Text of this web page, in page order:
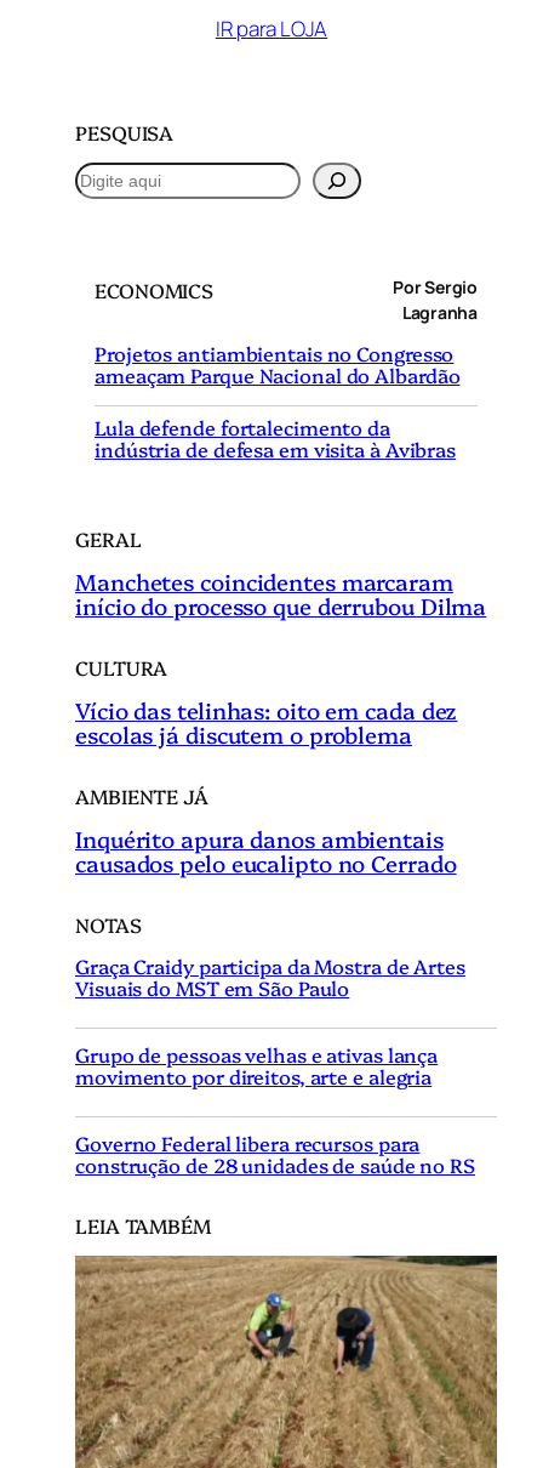
IR para LOJA
PESQUISA
P
e
ECONOMICS
Por Sergio
Lagranha
Projetos antiambientais no Congresso
ameaçam Parque Nacional do Albardão
Lula defende fortalecimento da
indústria de defesa em visita à Avibras
GERAL
Manchetes coincidentes marcaram
início do processo que derrubou Dilma
CULTURA
Vício das telinhas: oito em cada dez
escolas já discutem o problema
AMBIENTE JÁ
Inquérito apura danos ambientais
causados pelo eucalipto no Cerrado
NOTAS
Graça Craidy participa da Mostra de Artes
Visuais do MST em São Paulo
Grupo de pessoas velhas e ativas lança
movimento por direitos, arte e alegria
Governo Federal libera recursos para
construção de 28 unidades de saúde no RS
LEIA TAMBÉM